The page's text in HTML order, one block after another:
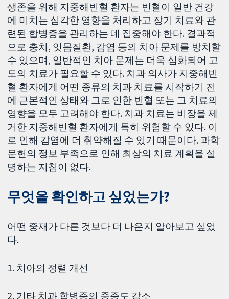
생존을 위해 지중해빈혈 환자는 빈혈이 일반 건강
에 미치는 심각한 영향을 처리하고 장기 치료와 관
련된 합병증을 관리하는 데 집중해야 한다. 결과적
으로 충치, 잇몸질환, 감염 등의 치아 문제를 방치할
수 있으며, 일반적인 치아 문제는 더욱 심화되어 고
도의 치료가 필요할 수 있다. 치과 의사가 지중해빈
혈 환자에게 어떤 종류의 치과 치료를 시작하기 전
에 근본적인 상태와 그로 인한 빈혈 또는 그 치료의
영향을 모두 고려해야 한다. 치과 치료는 비장을 제
거한 지중해빈혈 환자에게 특히 위험할 수 있다. 이
로 인해 감염에 더 취약해질 수 있기 때문이다. 과학
문헌의 정보 부족으로 인해 최상의 치료 계획을 설
명하는 지침이 없다.
무엇을 확인하고 싶었는가?
어떤 중재가 다른 것보다 더 나은지 알아보고 싶었
다.
1. 치아의 정렬 개선
2. 기타 치과 합병증의 중증도 감소